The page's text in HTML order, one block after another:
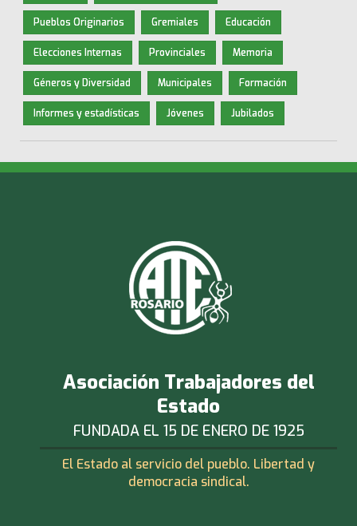
Pueblos Originarios Gremiales Educación
Elecciones Internas Provinciales Memoria
Géneros y Diversidad Municipales Formación
Informes y estadísticas Jóvenes Jubilados
Asociación Trabajadores del
Estado
FUNDADA EL 15 DE ENERO DE 1925
El Estado al servicio del pueblo. Libertad y
democracia sindical.